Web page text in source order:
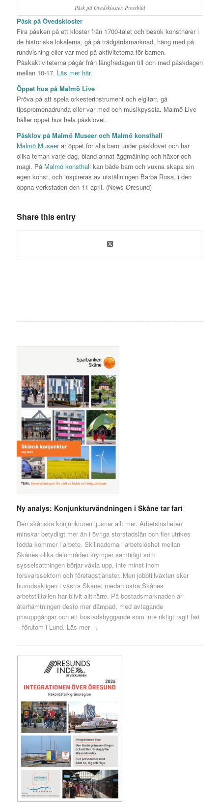
Påsk på Övedskloster. Pressbild
Påsk på Övedskloster
Fira påsken på ett kloster från 1700-talet och besök konstnärer i
de historiska lokalerna, gå på trädgårdsmarknad, häng med på
rundvisning eller var med på aktiviteterna för barnen.
Påskaktiviteterna pågår från långfredagen till och med påskdagen
mellan 10-17. Läs mer här.
Öppet hus på Malmö Live
Pröva på att spela orkesterinstrument och elgitarr, gå
tipspromenadrunda eller var med och musikpyssla. Malmö Live
håller öppet hus hela påsklovet.
Påsklov på Malmö Museer och Malmö konsthall
Malmö Museerär öppet för alla barn under påsklovet och har
olika teman varje dag, bland annat äggmålning och häxor och
magi. På Malmö konsthall kan både barn och vuxna skapa sin
egen konst, och inspireras av utställningen Barba Rosa, i den
öppna verkstaden den 11 april. (News Øresund)
Share this entry
Ny analys: Konjunkturvändningen i Skåne tar fart
Den skånska konjunkturen ljusnar allt mer. Arbetslösheten
minskar betydligt mer än i övriga storstadslän och fler utrikes
födda kommer i arbete. Skillnaderna i arbetslöshet mellan
Skånes olika delområden krymper samtidigt som
sysselsättningen börjar växla upp, inte minst inom
försvarssektorn och företagstjänster. Men jobbtillväxten sker
huvudsakligen i västra Skåne, medan östra Skånes
arbetstillfällen har blivit allt färre. På bostadsmarknaden är
återhämtningen desto mer dämpad, med avtagande
prisuppgångar och ett bostadsbyggande som inte riktigt tagit fart
– förutom i Lund. Läs mer →